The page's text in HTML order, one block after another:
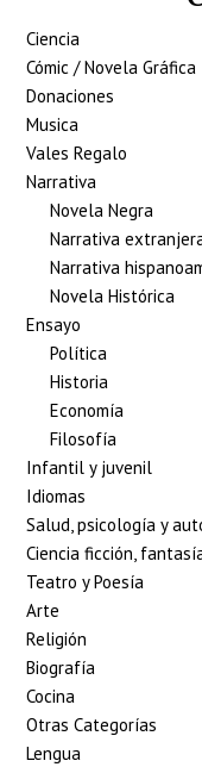
Ciencia
Cómic / Novela Gráfica
Donaciones
Musica
Vales Regalo
Narrativa
Novela Negra
Narrativa
Narrativa
Novela Histórica
Ensayo
Política
Historia
Economía
Filosofía
Infantil y juvenil
Idiomas
Salud, psicología y
Ciencia ficción,
Teatro y Poesía
Arte
Religión
Biografía
Cocina
Otras Categorías
Lengua